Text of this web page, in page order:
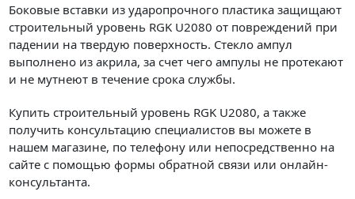
Боковые вставки из ударопрочного пластика защищают
строительный уровень RGK U2080 от повреждений при
падении на твердую поверхность. Стекло ампул
выполнено из акрила, за счет чего ампулы не протекают
и не мутнеют в течение срока службы.
Купить строительный уровень RGK U2080, а также
получить консультацию специалистов вы можете в
нашем магазине, по телефону или непосредственно на
сайте с помощью формы обратной связи или онлайн-
консультанта.